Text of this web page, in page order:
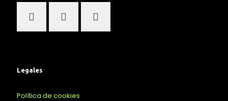
Legales
Política de cookies